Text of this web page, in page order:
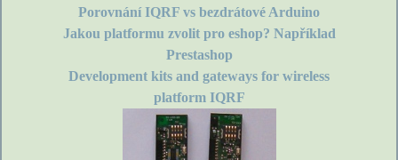
Porovnání IQRF vs bezdrátové Arduino
Jakou platformu zvolit pro eshop? Například
Prestashop
Development kits and gateways for wireless
platform IQRF